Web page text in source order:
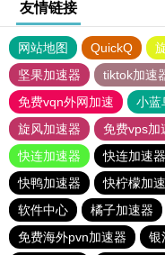
友情链接
网站地图 QuickQ
坚果加速器
tiktok加速
免费vqn外网加速
小蓝
旋风加速器
免费vps加
快连加速器
快连加速
快鸭加速器
快柠檬加
软件中心
橘子加速器
免费海外pvn加速器
银